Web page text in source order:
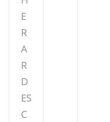
E
R
A
R
D
ES
C